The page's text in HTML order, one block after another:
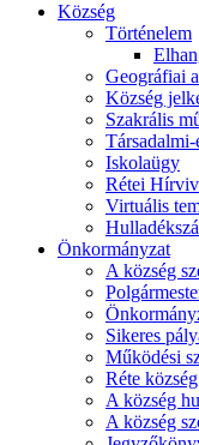
Község
Történelem
Geográfiai
Község
Szakrális
Társadalmi-
Iskolaügy
Rétei
Virtuális
Önkormányzat
A község
Sikeres
Működési
Réte
A község
A község